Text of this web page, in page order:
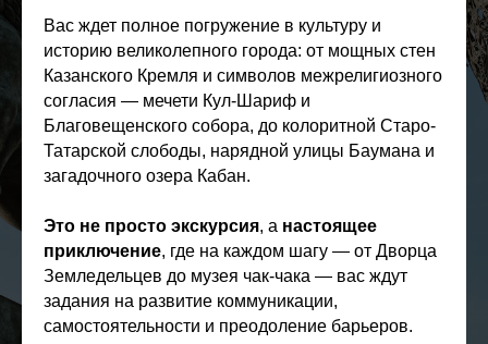
Вас ждет полное погружение в культуру и
историю великолепного города: от мощных стен
Казанского Кремля и символов межрелигиозного
согласия — мечети Кул-Шариф и
Благовещенского собора, до колоритной Старо-
Татарской слободы, нарядной улицы Баумана и
загадочного озера Кабан.
Это не просто экскурсия, а настоящее
приключение, где на каждом шагу — от Дворца
Земледельцев до музея чак-чака — вас ждут
задания на развитие коммуникации,
самостоятельности и преодоление барьеров.